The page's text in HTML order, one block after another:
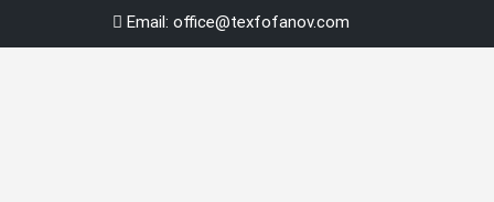
Email: office@texfofanov.com